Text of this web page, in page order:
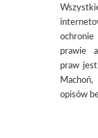
ochronie
prawie
praw
opisów